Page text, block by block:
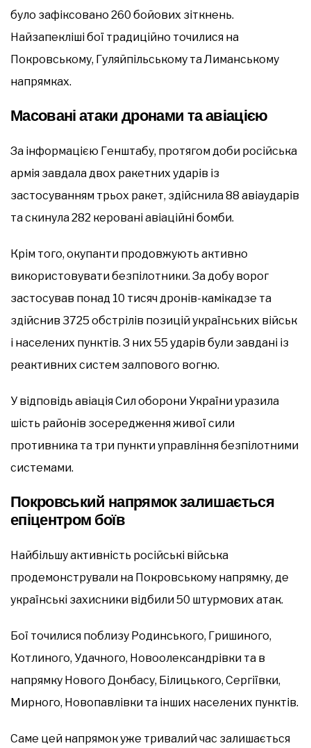
було зафіксовано 260 бойових зіткнень.
Найзапекліші бої традиційно точилися на
Покровському, Гуляйпільському та Лиманському
напрямках.
Масовані атаки дронами та авіацією
За інформацією Генштабу, протягом доби російська
армія завдала двох ракетних ударів із
застосуванням трьох ракет, здійснила 88 авіаударів
та скинула 282 керовані авіаційні бомби.
Крім того, окупанти продовжують активно
використовувати безпілотники. За добу ворог
застосував понад 10 тисяч дронів-камікадзе та
здійснив 3725 обстрілів позицій українських військ
і населених пунктів. З них 55 ударів були завдані із
реактивних систем залпового вогню.
У відповідь авіація Сил оборони України уразила
шість районів зосередження живої сили
противника та три пункти управління безпілотними
системами.
Покровський напрямок залишається
епіцентром боїв
Найбільшу активність російські війська
продемонстрували на Покровському напрямку, де
українські захисники відбили 50 штурмових атак.
Бої точилися поблизу Родинського, Гришиного,
Котлиного, Удачного, Новоолександрівки та в
напрямку Нового Донбасу, Білицького, Сергіївки,
Мирного, Новопавлівки та інших населених пунктів.
Саме цей напрямок уже тривалий час залишається